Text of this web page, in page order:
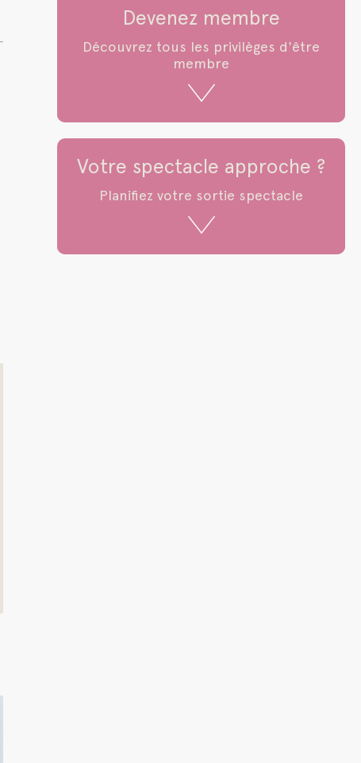
Devenez membre
Découvrez tous les privilèges d'être
membre
Votre spectacle approche ?
Planifiez votre sortie spectacle